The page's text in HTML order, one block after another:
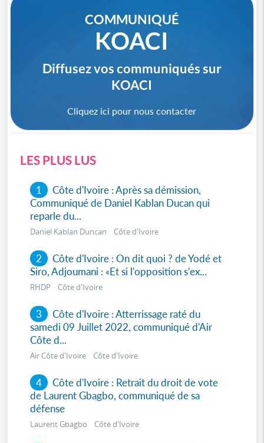
COMMUNIQUÉ
KOACI
Diffusez vos communiqués sur
KOACI
Cliquez ici pour nous contacter
LES PLUS LUS
1 Côte d'Ivoire : Après sa démission,
Communiqué de Daniel Kablan Ducan qui
reparle du...
Daniel Kablan Duncan Côte d'Ivoire
2 Côte d'Ivoire : On dit quoi ? de Yodé et
Siro, Adjoumani : «Et si l'opposition s'ex...
RHDP Côte d'Ivoire
3 Côte d'Ivoire : Atterrissage raté du
samedi 09 Juillet 2022, communiqué d'Air
Côte d...
Air Côte d'Ivoire Côte d'Ivoire
4 Côte d'Ivoire : Retrait du droit de vote
de Laurent Gbagbo, communiqué de sa
défense
Laurent Gbagbo Côte d'Ivoire